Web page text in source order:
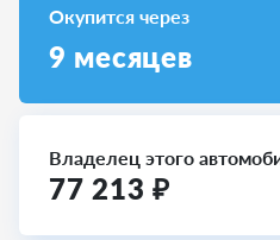
Окупится через
9 месяцев
Владелец этого
77 213 ₽